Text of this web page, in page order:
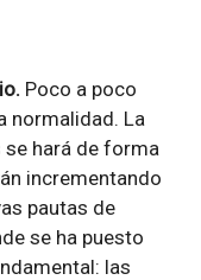
Poco a poco
normalidad. La
hará de forma
incrementando
pautas de
se ha puesto
las